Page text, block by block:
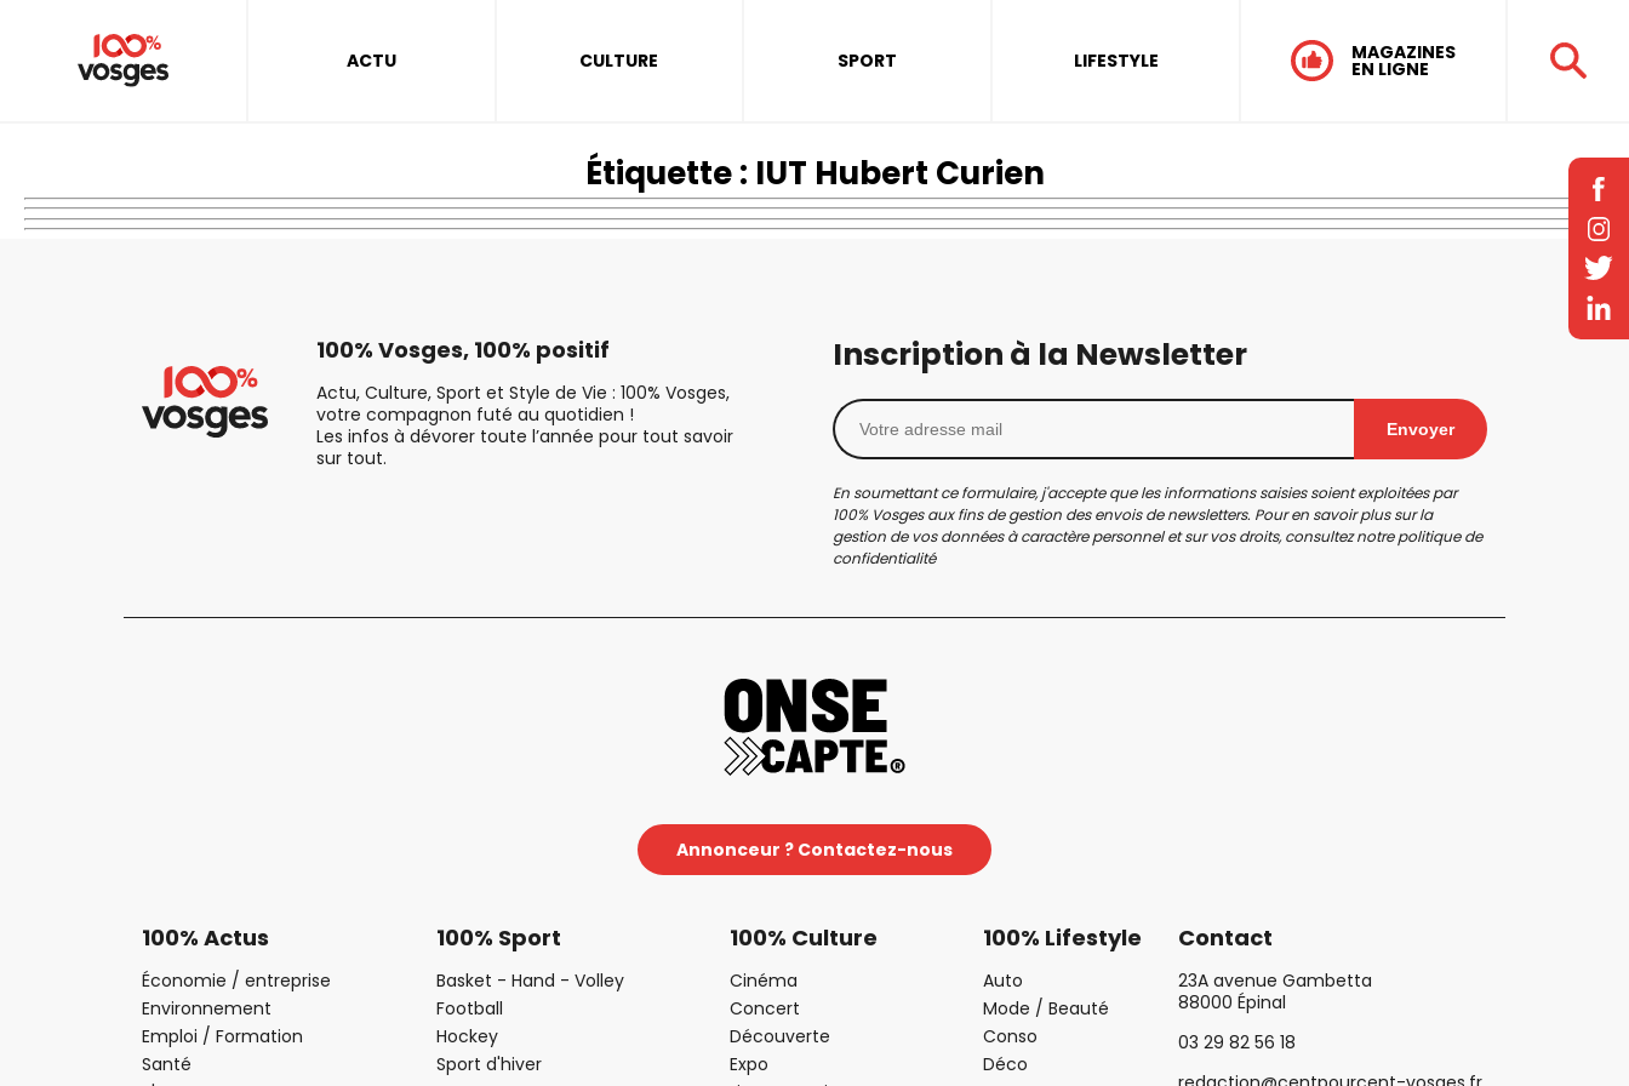
ACTU CULTURE SPORT LIFESTYLE MAGAZINES
EN LIGNE
Étiquette : IUT Hubert Curien
100% Vosges, 100% positif
Actu, Culture, Sport et Style de Vie : 100% Vosges,
votre compagnon futé au quotidien !
Les infos à dévorer toute l’année pour tout savoir
sur tout.
Inscription à la Newsletter
Envoyer
En soumettant ce formulaire, j'accepte que les informations saisies soient exploitées par
100% Vosges aux fins de gestion des envois de newsletters. Pour en savoir plus sur la
gestion de vos données à caractère personnel et sur vos droits, consultez notrepolitique de
confidentialité
Annonceur ? Contactez-nous
100% Actus
Économie / entreprise
Environnement
Emploi / Formation
Santé
100% Sport
Basket - Hand - Volley
Football
Hockey
Sport d'hiver
100% Culture
Cinéma
Concert
Découverte
Expo
100% Lifestyle
Auto
Mode / Beauté
Conso
Déco
Contact
23A avenue Gambetta
88000 Épinal
03 29 82 56 18